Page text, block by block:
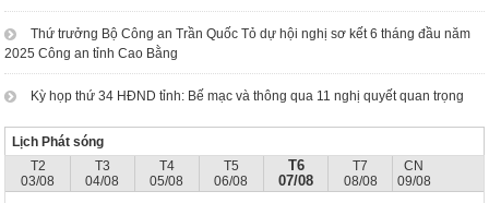
Thứ trưởng Bộ Công an Trần Quốc Tỏ dự hội nghị sơ kết 6 tháng đầu năm
2025 Công an tỉnh Cao Bằng
Kỳ họp thứ 34 HĐND tỉnh: Bế mạc và thông qua 11 nghị quyết quan trọng
Lịch Phát sóng
T2
03/08
T3
04/08
T4
05/08
T5
06/08
T6
07/08
T7
08/08
CN
09/08